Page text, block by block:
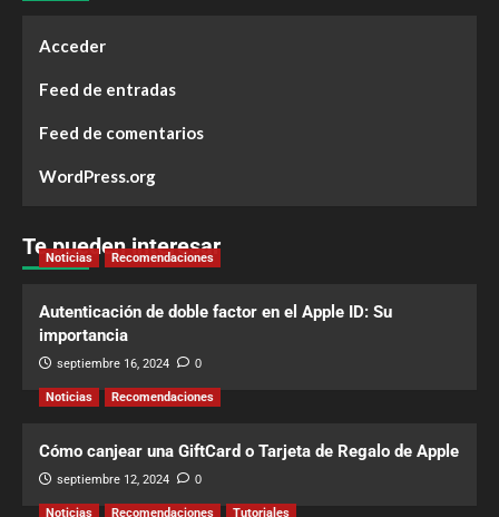
Acceder
Feed de entradas
Feed de comentarios
WordPress.org
Te pueden interesar
Noticias Recomendaciones
Autenticación de doble factor en el Apple ID: Su
importancia
septiembre 16, 2024 0
Noticias Recomendaciones
Cómo canjear una GiftCard o Tarjeta de Regalo de Apple
septiembre 12, 2024 0
Noticias Recomendaciones Tutoriales